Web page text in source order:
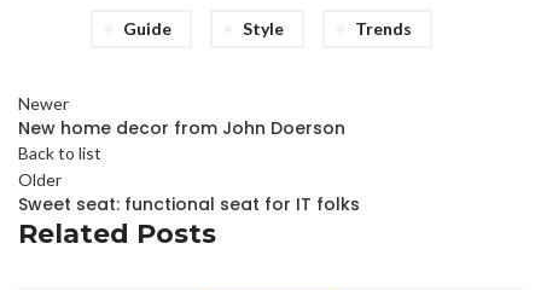
Guide Style Trends
Newer
New home decor from John Doerson
Back to list
Older
Sweet seat: functional seat for IT folks
Related Posts